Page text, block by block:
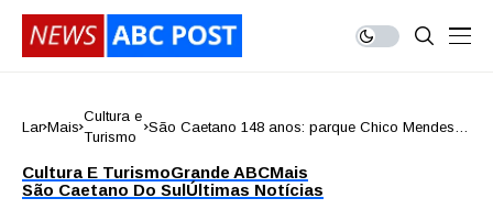
Lar Mais
Cultura e
Turismo
São Caetano 148 anos: parque Chico Mendes
Cultura E TurismoGrande ABCMais
São Caetano Do SulÚltimas Notícias